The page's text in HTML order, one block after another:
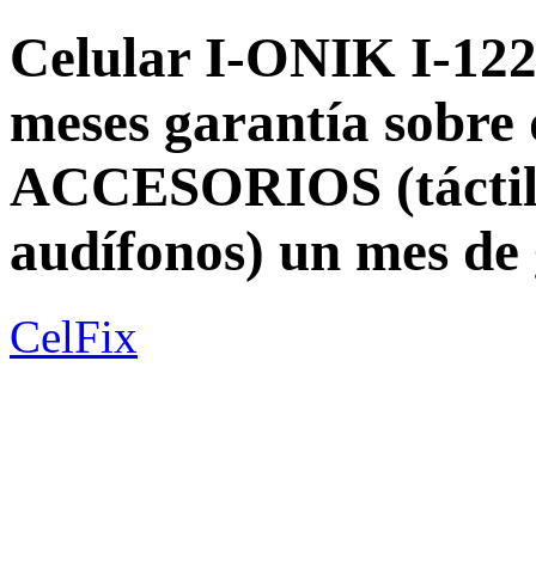
Celular I-ONIK I-122
meses garantía
ACCESORIOS
audífonos) un mes
CelFix